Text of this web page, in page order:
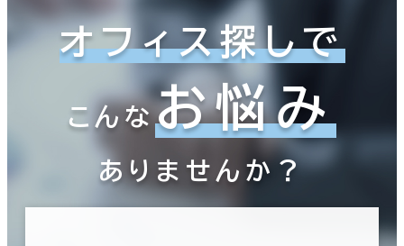
オフィス探しで
こんなお悩み
ありませんか？